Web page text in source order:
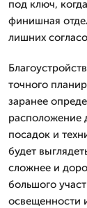
под ключ,
финишная
лишних
точного
заранее
расположение
посадок и
будет
сложнее и
большого
освещенности